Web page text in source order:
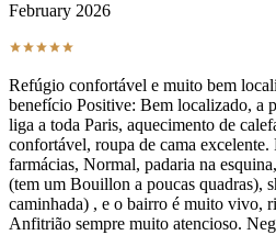
February 2026
Refúgio confortável e muito bem
benefício Positive: Bem localizado, a
liga a toda Paris, aquecimento de
confortável, roupa de cama excelente.
farmácias, Normal, padaria na
(tem um Bouillon a poucas quadras),
caminhada) , e o bairro é muito vivo,
Anfitrião sempre muito atencioso.